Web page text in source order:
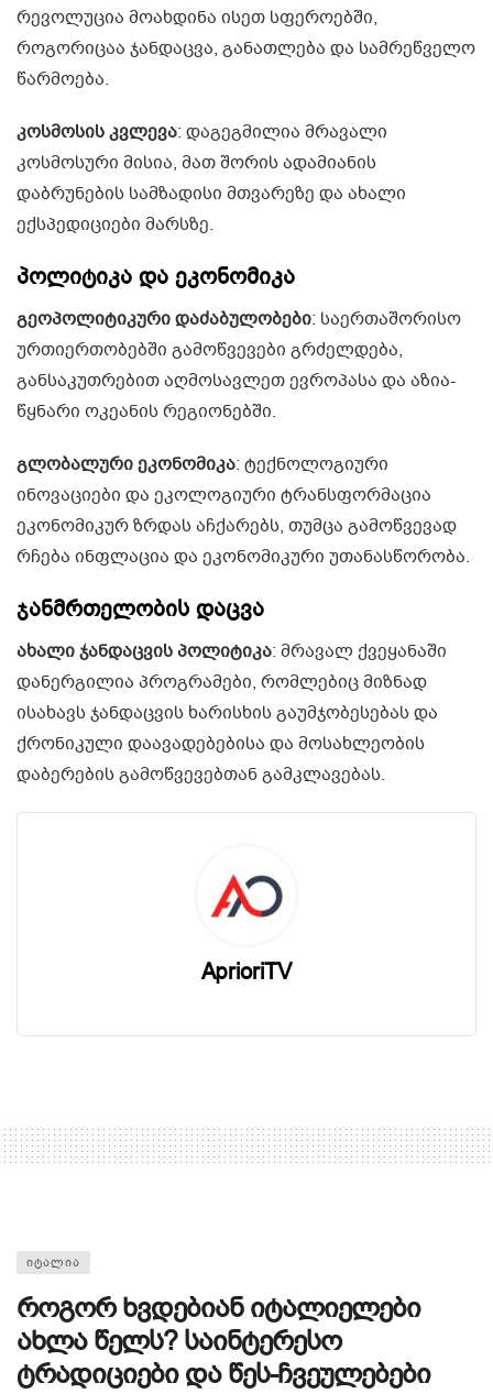
რევოლუცია მოახდინა ისეთ სფეროებში,
როგორიცაა ჯანდაცვა, განათლება და სამრეწველო
წარმოება.
კოსმოსის კვლევა: დაგეგმილია მრავალი
კოსმოსური მისია, მათ შორის ადამიანის
დაბრუნების სამზადისი მთვარეზე და ახალი
ექსპედიციები მარსზე.
პოლიტიკა და ეკონომიკა
გეოპოლიტიკური დაძაბულობები: საერთაშორისო
ურთიერთობებში გამოწვევები გრძელდება,
განსაკუთრებით აღმოსავლეთ ევროპასა და აზია-
წყნარი ოკეანის რეგიონებში.
გლობალური ეკონომიკა: ტექნოლოგიური
ინოვაციები და ეკოლოგიური ტრანსფორმაცია
ეკონომიკურ ზრდას აჩქარებს, თუმცა გამოწვევად
რჩება ინფლაცია და ეკონომიკური უთანასწორობა.
ჯანმრთელობის დაცვა
ახალი ჯანდაცვის პოლიტიკა: მრავალ ქვეყანაში
დანერგილია პროგრამები, რომლებიც მიზნად
ისახავს ჯანდაცვის ხარისხის გაუმჯობესებას და
ქრონიკული დაავადებებისა და მოსახლეობის
დაბერების გამოწვევებთან გამკლავებას.
AprioriTV
ᲘᲢᲐᲚᲘᲐ
როგორ ხვდებიან იტალიელები
ახლა წელს? საინტერესო
ტრადიციები და წეს-ჩვეულებები